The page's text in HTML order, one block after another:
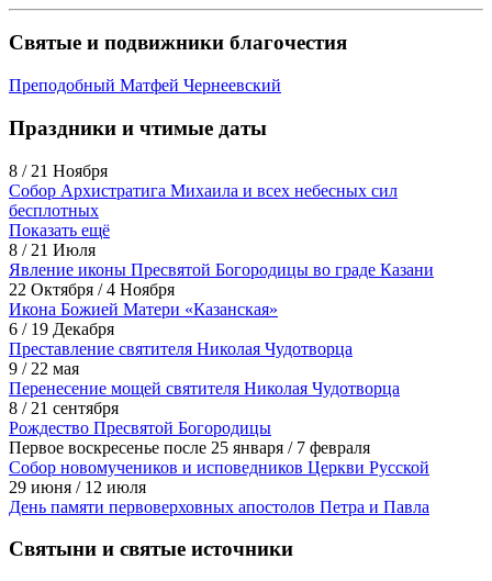
Святые и подвижники благочестия
Преподобный Матфей Чернеевский
Праздники и чтимые даты
8 / 21 Ноября
Собор Архистратига Михаила и всех небесных сил
бесплотных
Показать ещё
8 / 21 Июля
Явление иконы Пресвятой Богородицы во граде Казани
22 Октября / 4 Ноября
Икона Божией Матери «Казанская»
6 / 19 Декабря
Преставление святителя Николая Чудотворца
9 / 22 мая
Перенесение мощей святителя Николая Чудотворца
8 / 21 сентября
Рождество Пресвятой Богородицы
Первое воскресенье после 25 января / 7 февраля
Собор новомучеников и исповедников Церкви Русской
29 июня / 12 июля
День памяти первоверховных апостолов Петра и Павла
Святыни и святые источники